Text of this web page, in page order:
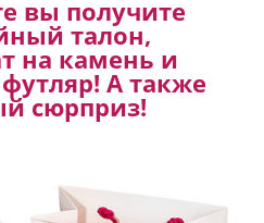
вы получите
талон,
на камень и
А также
сюрприз!